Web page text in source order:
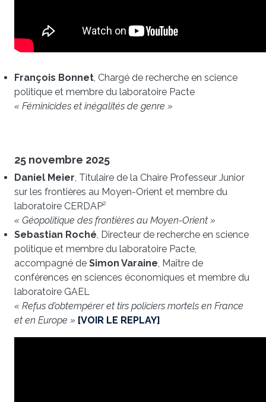
François Bonnet, Chargé de recherche en science
politique et membre du laboratoire Pacte
« Féminicides et inégalités de genre »
25 novembre 2025
Daniel Meier, Titulaire de la Chaire Professeur Junior
sur les frontières au Moyen-Orient et membre du
laboratoire CERDAP²
« Géopolitique des frontières au Moyen-Orient »
Sebastian Roché, Directeur de recherche en science
politique et membre du laboratoire Pacte,
accompagné de Simon Varaine, Maître de
conférences en sciences économiques et membre du
laboratoire GAEL
« Refus d’obtempérer et tirs policiers mortels en France
et en Europe » [VOIR LE REPLAY]